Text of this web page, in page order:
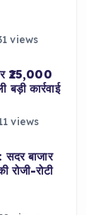
views
₹25,000
बड़ी कार्रवाई
views
बाजार
रोजी-रोटी